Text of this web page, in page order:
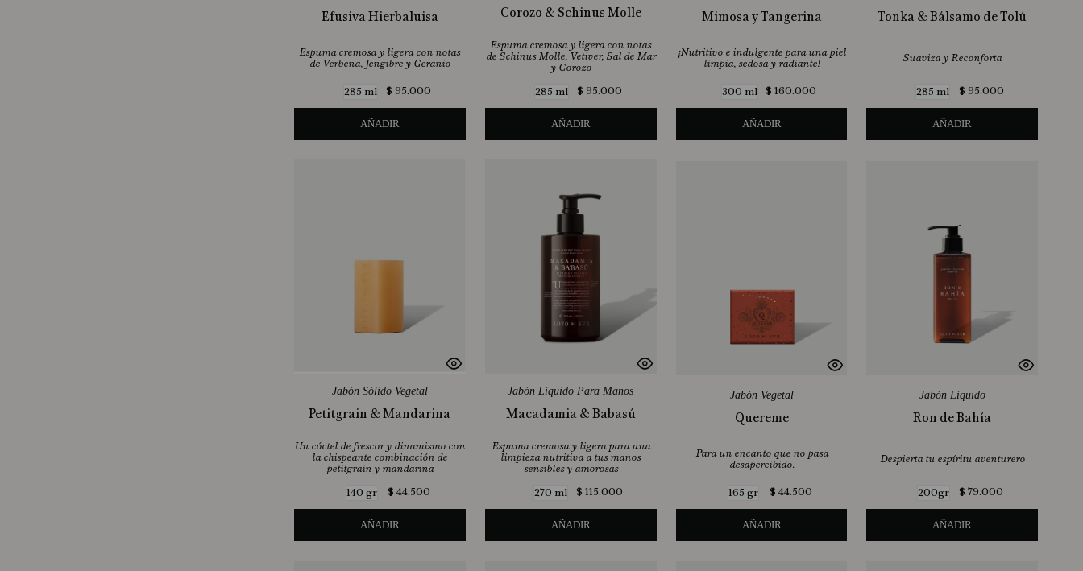
Efusiva Hierbaluisa
Espuma cremosa y ligera con notas
de Verbena, Jengibre y Geranio
285 ml $ 95.000
AÑADIR
Corozo & Schinus Molle
Espuma cremosa y ligera con notas
de Schinus Molle, Vetiver, Sal de Mar
y Corozo
285 ml
$ 95.000
AÑADIR
Mimosa y Tangerina
¡Nutritivo e indulgente para una piel
limpia, sedosa y radiante!
300 ml $ 160.000
AÑADIR
Tonka & Bálsamo de Tolú
Suaviza y Reconforta
285 ml $ 95.000
AÑADIR
Jabón Sólido Vegetal
Petitgrain & Mandarina
Un cóctel de frescor y dinamismo con
la chispeante combinación de
petitgrain y mandarina
140 gr
$ 44.500
AÑADIR
Jabón Líquido Para Manos
Macadamia & Babasú
Espuma cremosa y ligera para una
limpieza nutritiva a tus manos
sensibles y amorosas
270 ml
$ 115.000
AÑADIR
Jabón Vegetal
Quereme
Para un encanto que no pasa
desapercibido.
165 gr $ 44.500
AÑADIR
Jabón Líquido
Ron de Bahía
Despierta tu espíritu aventurero
200gr $ 79.000
AÑADIR